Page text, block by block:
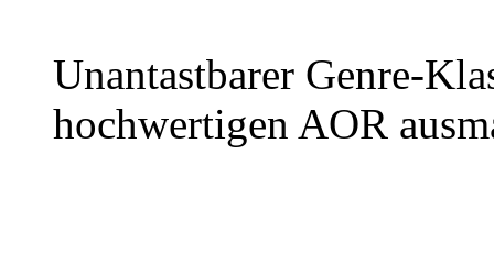
Unantastbarer Genre-
hochwertigen AOR